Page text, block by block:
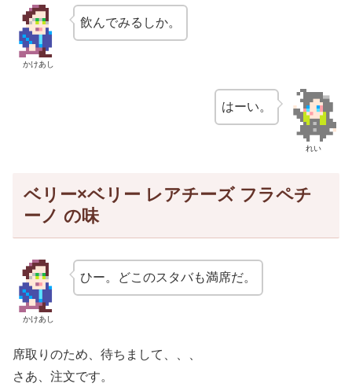
かけあし
飲んでみるしか。
れい
はーい。
ベリー×ベリー レアチーズ フラペチ
ーノ の味
かけあし
ひー。どこのスタバも満席だ。
席取りのため、待ちまして、、、
さあ、注文です。